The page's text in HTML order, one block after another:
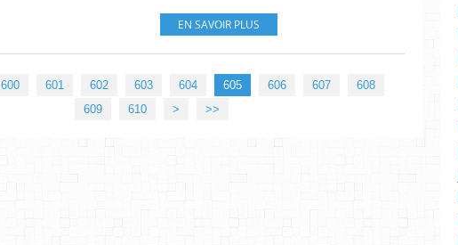
EN SAVOIR PLUS
600 601 602 603 604 605 606 607
608
609
610 620
630
640
650
660
670
680
690
700
800
900
> >>